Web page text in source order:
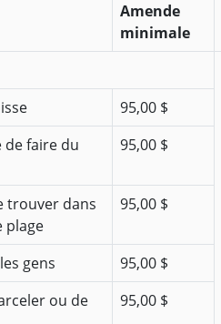
Amende
minimale
95,00 $
de faire du
95,00 $
trouver dans
plage
95,00 $
gens
95,00 $
ou de
95,00 $